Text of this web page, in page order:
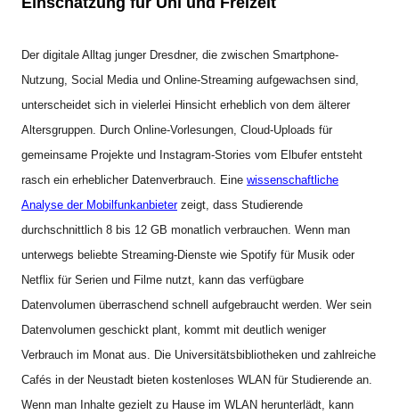
Der digitale Alltag junger Dresdner, die zwischen Smartphone-
Nutzung, Social Media und Online-Streaming aufgewachsen sind,
unterscheidet sich in vielerlei Hinsicht erheblich von dem älterer
Altersgruppen. Durch Online-Vorlesungen, Cloud-Uploads für
gemeinsame Projekte und Instagram-Stories vom Elbufer entsteht
rasch ein erheblicher Datenverbrauch. Eine wissenschaftliche
Analyse der Mobilfunkanbieterzeigt, dass Studierende
durchschnittlich 8 bis 12 GB monatlich verbrauchen. Wenn man
unterwegs beliebte Streaming-Dienste wie Spotify für Musik oder
Netflix für Serien und Filme nutzt, kann das verfügbare
Datenvolumen überraschend schnell aufgebraucht werden. Wer sein
Datenvolumen geschickt plant, kommt mit deutlich weniger
Verbrauch im Monat aus. Die Universitätsbibliotheken und zahlreiche
Cafés in der Neustadt bieten kostenloses WLAN für Studierende an.
Wenn man Inhalte gezielt zu Hause im WLAN herunterlädt, kann